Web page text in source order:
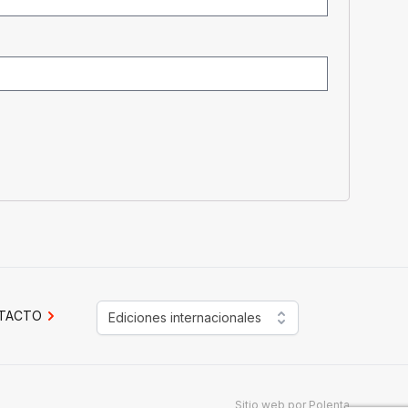
Ediciones internacionales
Sitio web por Polenta